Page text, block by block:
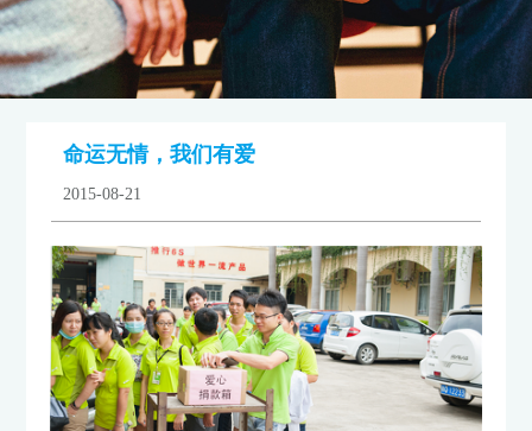
命运无情，我们有爱
2015-08-21